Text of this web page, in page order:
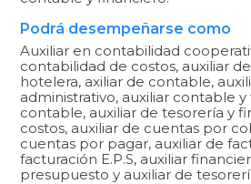
Podrá desempeñarse como
Auxiliar en contabilidad
contabilidad de costos, auxiliar
hotelera, axiliar de contable,
administrativo, auxiliar contable
contable, auxiliar de tesorería y
costos, auxiliar de cuentas por
cuentas por pagar, auxiliar de
facturación E.P.S, auxiliar
presupuesto y auxiliar de